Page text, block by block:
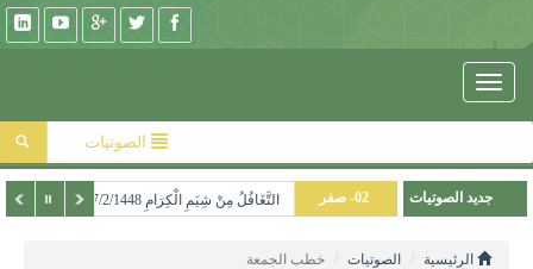
Toggle
navigation
الصوتيات
جديد الصوتيات
01- محرم
02- صفر التَّغَافُلُ مِنْ شِيَمِ الْكِرَامِ 17/2/1448هـ
الرئيسية الصوتيات خطب الجمعة